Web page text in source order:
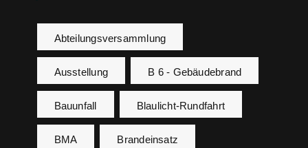
Abteilungsversammlung
Ausstellung B 6 - Gebäudebrand
Bauunfall Blaulicht-Rundfahrt
BMA Brandeinsatz